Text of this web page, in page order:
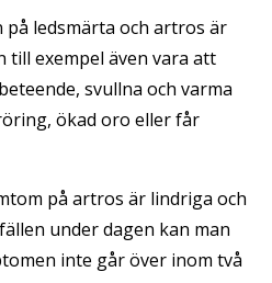
på ledsmärta och artros är
till exempel även vara att
svullna och varma
ökad oro eller får
på artros är lindriga och
under dagen kan man
inte går över inom två